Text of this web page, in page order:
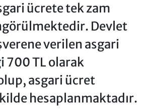
ücrete tek zam
Devlet
verilen asgari
700 TL olarak
asgari ücret
hesaplanmaktadır.